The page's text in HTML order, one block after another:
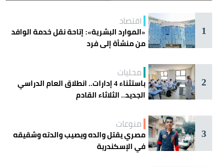
1
اقتصاد
«الموارد البشرية»: إتاحة نقل خدمة الوافد
من منشأة إلى فرد
2
محليات
باستثناء 4 إدارات.. انطلاق العام الدراسي
الجديد.. الثلاثاء القادم
3
منوعات
مصري يقتل والده ويصيب والدته وشقيقه
في الإسكندرية